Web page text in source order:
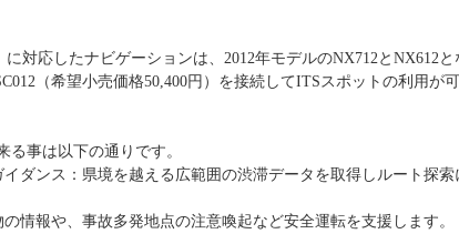
に対応したナビゲーションは、2012年モデルのNX712とNX612と
（希望小売価格50,400円）を接続してITSスポットの利用が
る事は以下の通りです。
ダンス：県境を越える広範囲の渋滞データを取得しルート探索
情報や、事故多発地点の注意喚起など安全運転を支援します。